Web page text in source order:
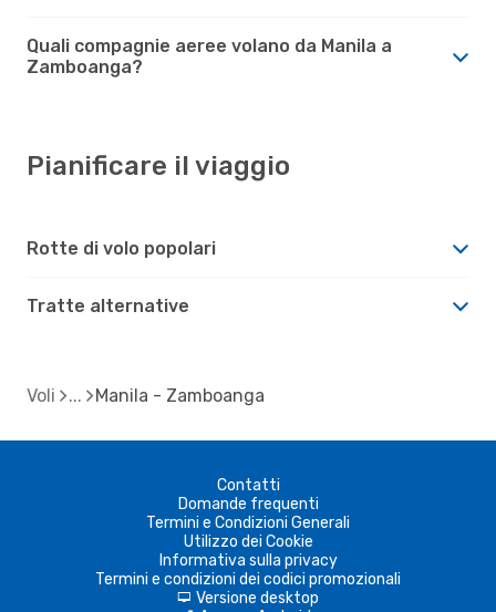
Quali compagnie aeree volano da Manila a
Zamboanga?
Pianificare il viaggio
Rotte di volo popolari
Tratte alternative
Voli Manila - Zamboanga
Contatti
Domande frequenti
Termini e Condizioni Generali
Utilizzo dei Cookie
Informativa sulla privacy
Termini e condizioni dei codici promozionali
d Versione desktop